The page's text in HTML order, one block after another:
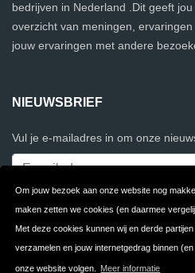
Om jouw bezoek aan onze website nog
maken zetten we cookies (en daarmee
Met deze cookies kunnen wij en derde
verzamelen en jouw internetgedrag binnen
onze website volgen. Meer informatie
bedrijven in Nederland .Dit geeft
overzicht van meningen,
jouw ervaringen met andere
NIEUWSBRIEF
Vul je e-mailadres in om onze
Contact
Algemene